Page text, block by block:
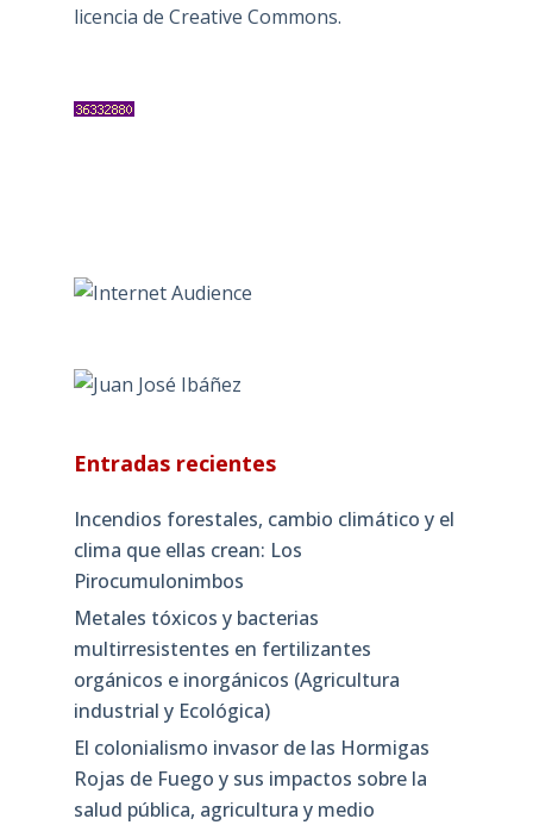
licencia de Creative Commons.
Entradas recientes
Incendios forestales, cambio climático y el
clima que ellas crean: Los
Pirocumulonimbos
Metales tóxicos y bacterias
multirresistentes en fertilizantes
orgánicos e inorgánicos (Agricultura
industrial y Ecológica)
El colonialismo invasor de las Hormigas
Rojas de Fuego y sus impactos sobre la
salud pública, agricultura y medio